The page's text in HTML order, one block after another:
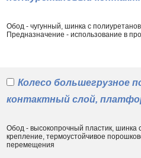
Обод - чугунный, шинка с
Предназначение - использование в
Колесо большегрузное
контактный слой,
Обод - высокопрочный пластик,
крепление, термоустойчивое
перемещения